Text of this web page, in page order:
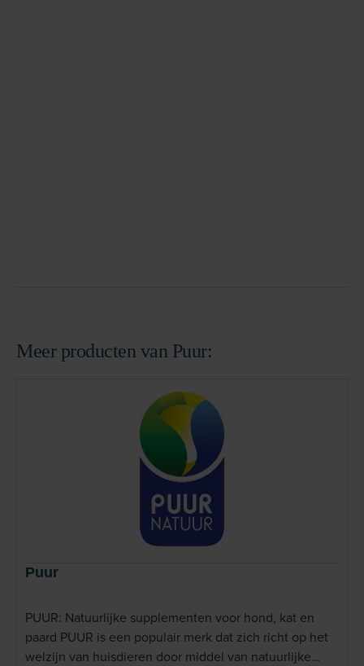
Meer producten van Puur:
Puur
PUUR: Natuurlijke supplementen voor hond, kat en
paard PUUR is een populair merk dat zich richt op het
welzijn van huisdieren door middel van natuurlijke